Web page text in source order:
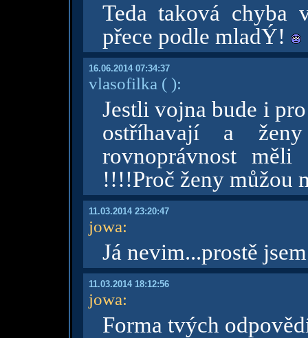
Teda taková chyba
přece podle mladÝ!
16.06.2014 07:34:37
vlasofilka ( ):
Jestli vojna bude i
ostříhavají a
rovnoprávnost
!!!!Proč ženy můžou
11.03.2014 23:20:47
jowa:
Já nevim...prostě
11.03.2014 18:12:56
jowa:
Forma tvých